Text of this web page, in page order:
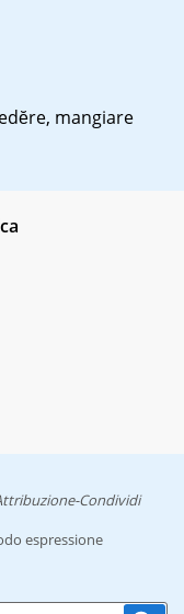
edĕre, mangiare
Condividi
espressione